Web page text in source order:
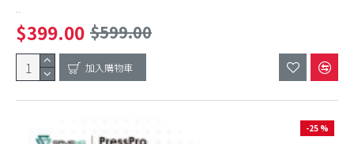
..
$399.00 $599.00
加入購物車
-25 %